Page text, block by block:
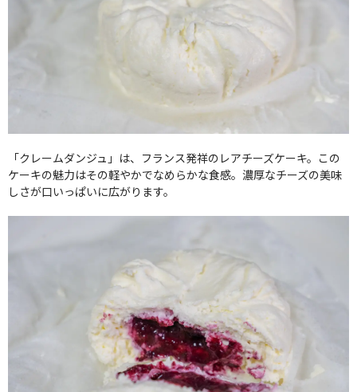
「クレームダンジュ」は、フランス発祥のレアチーズケーキ。この
ケーキの魅力はその軽やかでなめらかな食感。濃厚なチーズの美味
しさが口いっぱいに広がります。